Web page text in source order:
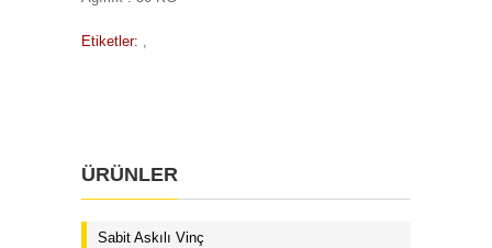
Etiketler: ,
ÜRÜNLER
Sabit Askılı Vinç